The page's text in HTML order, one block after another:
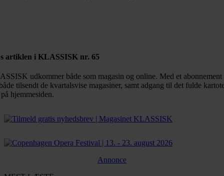
artiklen i KLASSISK nr. 65
udkommer både som magasin og online. Med et abonnement
tilsendt de kvartalsvise magasiner, samt adgang til det fulde
hjemmesiden.
Annonce